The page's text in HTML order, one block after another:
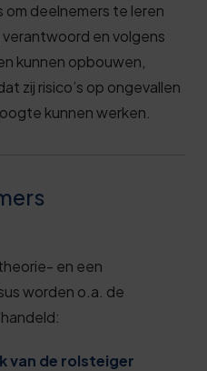
om deelnemers te leren
en volgens
kunnen opbouwen,
zij risico’s op ongevallen
kunnen werken.
en een
worden o.a. de
van de rolsteiger